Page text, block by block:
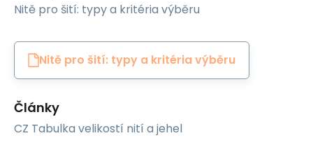
Nitě pro šití: typy a kritéria výběru
Nitě pro šití: typy a kritéria výběru
Články
CZ Tabulka velikostí nití a jehel